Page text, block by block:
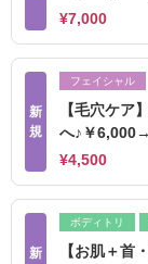
¥7,000
新
規
フェイシャル
【毛穴ケア
へ♪￥
¥4,500
新
ボディトリ
【お肌＋首